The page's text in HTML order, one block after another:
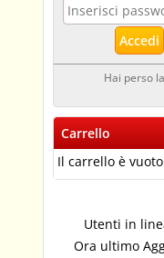
Hai perso
Carrello
Il carrello è vuoto
Utenti in
Ora ultimo